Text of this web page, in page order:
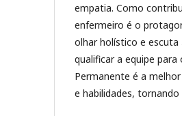
empatia. Como
enfermeiro é o
olhar holístico e
qualificar a equipe
Permanente é a
e habilidades,